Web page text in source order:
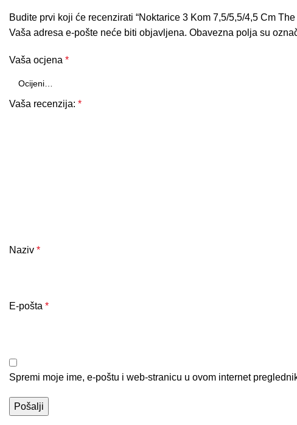
Budite prvi koji će recenzirati “Noktarice 3 Kom 7,5/5,5/4,5 Cm The
Vaša adresa e-pošte neće biti objavljena. Obavezna polja su
Vaša ocjena *
Vaša recenzija: *
Naziv *
E-pošta *
Spremi moje ime, e-poštu i web-stranicu u ovom internet